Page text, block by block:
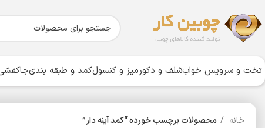
تخت و سرویس خوابشلف و دکورمیز و کنسولکمد و طبقه بندی
خانه محصولات برچسب خورده “کمد آینه دار”